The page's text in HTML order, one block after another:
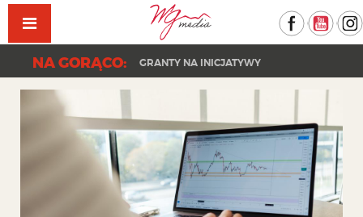
Facebook
NA GORĄCO: GRANTY NA INICJATYWY